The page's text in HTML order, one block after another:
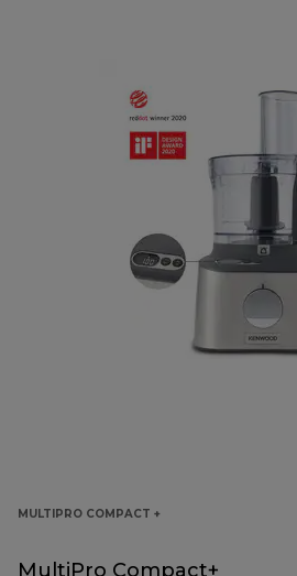
MULTIPRO COMPACT +
MultiPro Compact+